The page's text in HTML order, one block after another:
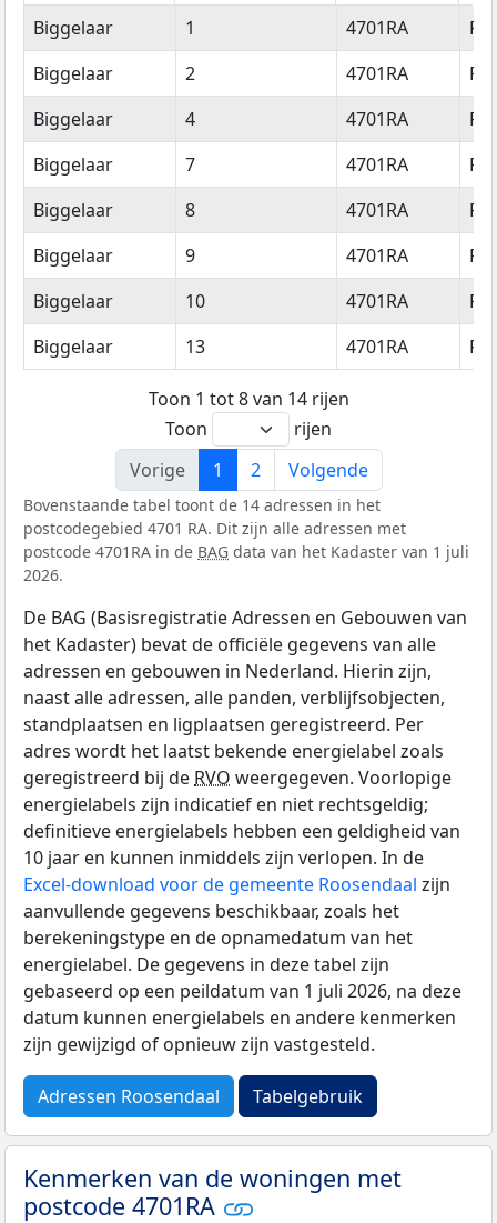
Straatnaam Huisnummer Postcode
Biggelaar 1 4701RA
Biggelaar
2 4701RA
Biggelaar
4 4701RA
Biggelaar
7 4701RA
Biggelaar
8 4701RA
Biggelaar
9 4701RA
Biggelaar
10 4701RA
Biggelaar
13 4701RA
Toon 1 tot 8 van 14 rijen
Toon
rijen
Vorige
1 2 Volgende
Bovenstaande tabel toont de 14 adressen in het
postcodegebied 4701 RA. Dit zijn alle adressen met
postcode 4701RA in de BAG data van het Kadaster van 1 juli
2026.
De BAG (Basisregistratie Adressen en Gebouwen van
het Kadaster) bevat de officiële gegevens van alle
adressen en gebouwen in Nederland. Hierin zijn,
naast alle adressen, alle panden, verblijfsobjecten,
standplaatsen en ligplaatsen geregistreerd. Per
adres wordt het laatst bekende energielabel zoals
geregistreerd bij de RVO weergegeven. Voorlopige
energielabels zijn indicatief en niet rechtsgeldig;
definitieve energielabels hebben een geldigheid van
10 jaar en kunnen inmiddels zijn verlopen. In de
Excel-download voor de gemeente Roosendaal zijn
aanvullende gegevens beschikbaar, zoals het
berekeningstype en de opnamedatum van het
energielabel. De gegevens in deze tabel zijn
gebaseerd op een peildatum van 1 juli 2026, na deze
datum kunnen energielabels en andere kenmerken
zijn gewijzigd of opnieuw zijn vastgesteld.
Adressen Roosendaal Tabelgebruik
Kenmerken van de woningen met
postcode 4701RA